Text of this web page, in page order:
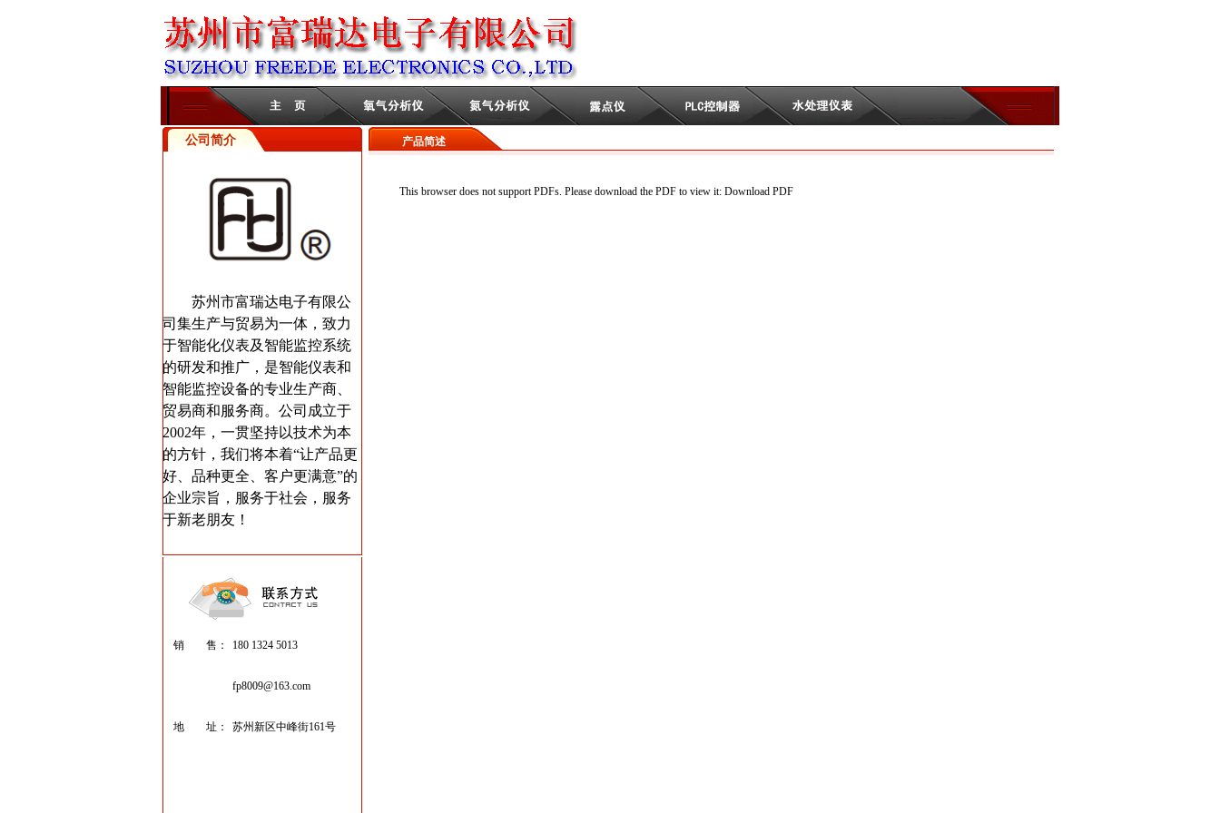
公司简介
苏州市富瑞达电子有限公
司集生产与贸易为一体，致力
于智能化仪表及智能监控系统
的研发和推广，是智能仪表和
智能监控设备的专业生产商、
贸易商和服务商。公司成立于
2002年，一贯坚持以技术为本
的方针，我们将本着“让产品更
好、品种更全、客户更满意”的
企业宗旨，服务于社会，服务
于新老朋友！
销 售： 180 1324 5013
fp8009@163.com
地 址： 苏州新区中峰街161号
产品简述
This browser does not support PDFs. Please download the PDF to view it: Download PDF